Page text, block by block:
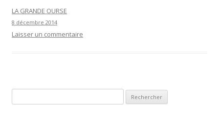
LA GRANDE OURSE
8 décembre 2014
Laisser un commentaire
e